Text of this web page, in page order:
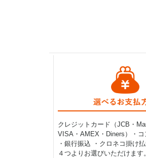
クレジットカード（JCB・
VISA・AMEX・Diners）・コ
・銀行振込 ・クロネコ掛け
４つよりお選びいただけます。